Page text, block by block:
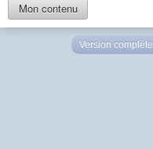
Mon contenu
Version complète